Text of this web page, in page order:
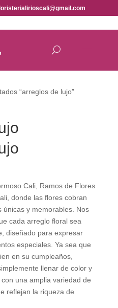
“arreglos de lujo”
Cali, Ramos de Flores
donde las flores cobran
únicas y memorables. Nos
cada arreglo floral sea
diseñado para expresar
especiales. Ya sea que
en su cumpleaños,
llenar de color y
una amplia variedad de
reflejan la riqueza de